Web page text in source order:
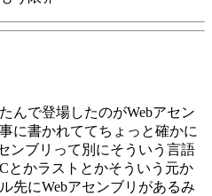
んで登場したのがWebアセン
に書かれててちょっと確かに
ンブリって別にそういう言語
とかラストとかそういう元か
先にWebアセンブリがあるみ